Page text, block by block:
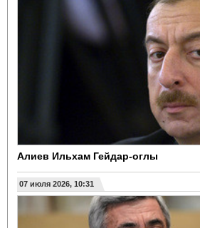
Алиев Ильхам Гейдар-оглы
07 июля 2026, 10:31